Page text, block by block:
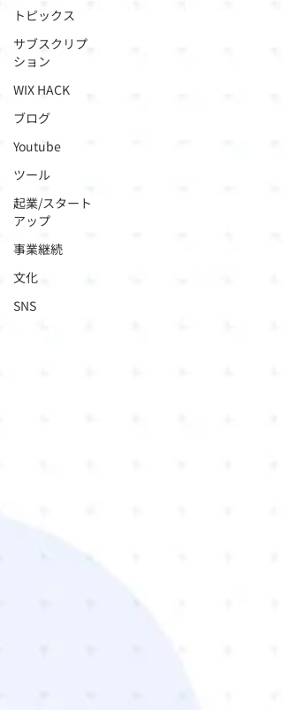
トピックス
サブスクリプ
ション
WIX HACK
ブログ
Youtube
ツール
起業/スタート
アップ
事業継続
文化
SNS